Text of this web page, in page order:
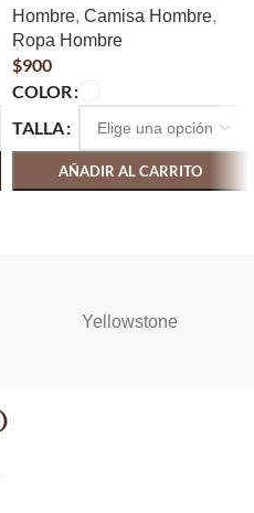
Hombre, Camisa Hombre,
Ropa Hombre
$900
COLOR
TALLA
AÑADIR AL CARRITO
Yellowstone